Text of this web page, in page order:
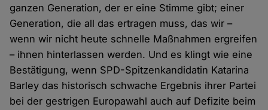
ganzen Generation, der er eine Stimme gibt; einer
Generation, die all das ertragen muss, das wir –
wenn wir nicht heute schnelle Maßnahmen ergreifen
– ihnen hinterlassen werden. Und es klingt wie eine
Bestätigung, wenn SPD-Spitzenkandidatin Katarina
Barley das historisch schwache Ergebnis ihrer Partei
bei der gestrigen Europawahl auch auf Defizite beim